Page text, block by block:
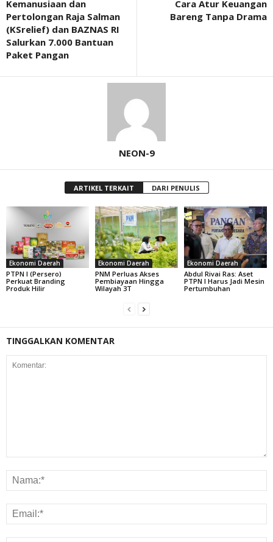
Kemanusiaan dan
Pertolongan Raja Salman
(KSrelief) dan BAZNAS RI
Salurkan 7.000 Bantuan
Paket Pangan
Cara Atur Keuangan
Bareng Tanpa Drama
NEON-9
ARTIKEL TERKAIT DARI PENULIS
Ekonomi Daerah
PTPN I (Persero)
Perkuat Branding
Produk Hilir
Ekonomi Daerah
PNM Perluas Akses
Pembiayaan Hingga
Wilayah 3T
Ekonomi Daerah
Abdul Rivai Ras: Aset
PTPN I Harus Jadi Mesin
Pertumbuhan
TINGGALKAN KOMENTAR